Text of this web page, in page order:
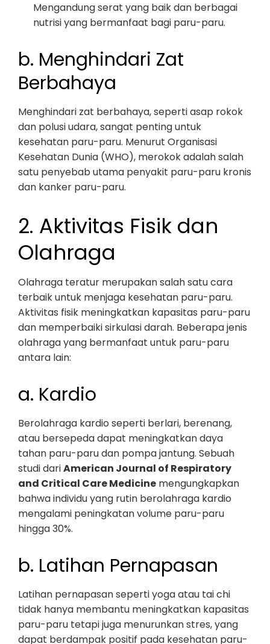
Mengandung serat yang baik dan berbagai
nutrisi yang bermanfaat bagi paru-paru.
b. Menghindari Zat
Berbahaya
Menghindari zat berbahaya, seperti asap rokok
dan polusi udara, sangat penting untuk
kesehatan paru-paru. Menurut Organisasi
Kesehatan Dunia (WHO), merokok adalah salah
satu penyebab utama penyakit paru-paru kronis
dan kanker paru-paru.
2. Aktivitas Fisik dan
Olahraga
Olahraga teratur merupakan salah satu cara
terbaik untuk menjaga kesehatan paru-paru.
Aktivitas fisik meningkatkan kapasitas paru-paru
dan memperbaiki sirkulasi darah. Beberapa jenis
olahraga yang bermanfaat untuk paru-paru
antara lain:
a. Kardio
Berolahraga kardio seperti berlari, berenang,
atau bersepeda dapat meningkatkan daya
tahan paru-paru dan pompa jantung. Sebuah
studi dariAmerican Journal of Respiratory
and Critical Care Medicine mengungkapkan
bahwa individu yang rutin berolahraga kardio
mengalami peningkatan volume paru-paru
hingga 30%.
b. Latihan Pernapasan
Latihan pernapasan seperti yoga atau tai chi
tidak hanya membantu meningkatkan kapasitas
paru-paru tetapi juga menurunkan stres, yang
dapat berdampak positif pada kesehatan paru-